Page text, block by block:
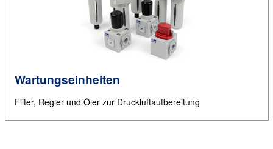
Wartungseinheiten
Filter, Regler und Öler zur Druckluftaufbereitung